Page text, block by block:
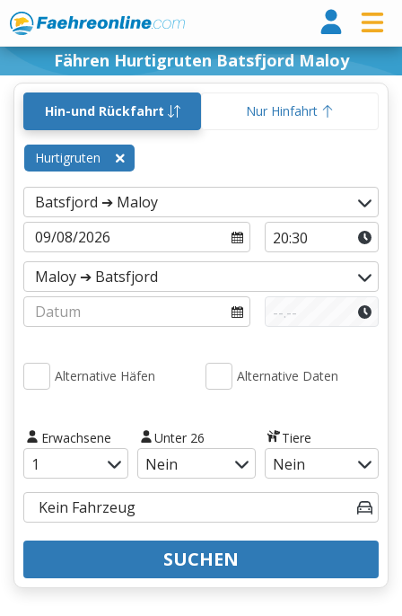
Fähren Hurtigruten Batsfjord Maloy
Hin-und Rückfahrt Nur Hinfahrt
Hurtigruten
Alternative Häfen Alternative Daten
Erwachsene Unter 26 Tiere
SUCHEN